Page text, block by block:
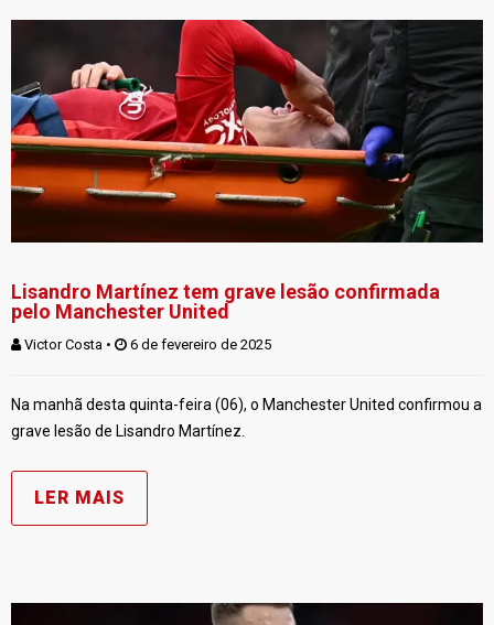
Lisandro Martínez tem grave lesão confirmada
pelo Manchester United
Victor Costa • 6 de fevereiro de 2025
Na manhã desta quinta-feira (06), o Manchester United confirmou a
grave lesão de Lisandro Martínez.
LER MAIS